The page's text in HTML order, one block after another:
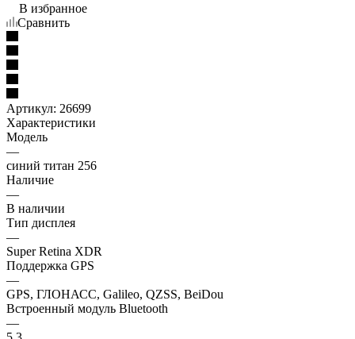
В избранное
Сравнить
Артикул: 26699
Характеристики
Модель
—
синий титан 256
Наличие
—
В наличии
Тип дисплея
—
Super Retina XDR
Поддержка GPS
—
GPS, ГЛОНАСС, Galileo, QZSS, BeiDou
Встроенный модуль Bluetooth
—